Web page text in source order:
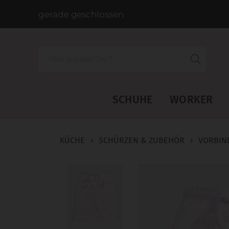
gerade geschlossen
SCHUHE WORKER
KÜCHE › SCHÜRZEN & ZUBEHÖR ›